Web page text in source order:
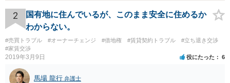
2
国有地に住んでいるが、このまま安全に住めるか
わからない。
#売買トラブル #オーナーチェンジ #借地権 #賃貸契約トラブル
#立ち退き交渉
#家賃交渉
2019年3月9日 役にたった 6
馬場 龍行 弁護士